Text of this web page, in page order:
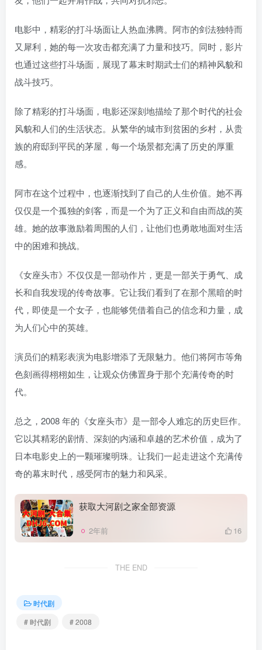
电影中，精彩的打斗场面让人热血沸腾。阿市的剑法独特而
又犀利，她的每一次攻击都充满了力量和技巧。同时，影片
也通过这些打斗场面，展现了幕末时期武士们的精神风貌和
战斗技巧。
除了精彩的打斗场面，电影还深刻地描绘了那个时代的社会
风貌和人们的生活状态。从繁华的城市到贫困的乡村，从贵
族的府邸到平民的茅屋，每一个场景都充满了历史的厚重
感。
阿市在这个过程中，也逐渐找到了自己的人生价值。她不再
仅仅是一个孤独的剑客，而是一个为了正义和自由而战的英
雄。她的故事激励着周围的人们，让他们也勇敢地面对生活
中的困难和挑战。
《女座头市》不仅仅是一部动作片，更是一部关于勇气、成
长和自我发现的传奇故事。它让我们看到了在那个黑暗的时
代，即使是一个女子，也能够凭借着自己的信念和力量，成
为人们心中的英雄。
演员们的精彩表演为电影增添了无限魅力。他们将阿市等角
色刻画得栩栩如生，让观众仿佛置身于那个充满传奇的时
代。
总之，2008 年的《女座头市》是一部令人难忘的历史巨作。
它以其精彩的剧情、深刻的内涵和卓越的艺术价值，成为了
日本电影史上的一颗璀璨明珠。让我们一起走进这个充满传
奇的幕末时代，感受阿市的魅力和风采。
获取大河剧之家全部资源
2年前 16
THE END
时代剧
# 时代剧
# 2008